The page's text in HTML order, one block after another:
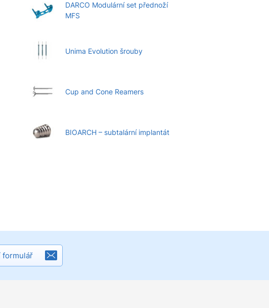
DARCO Modulární set přednoží
MFS
Unima Evolution šrouby
Cup and Cone Reamers
BIOARCH – subtalární implantát
formulář